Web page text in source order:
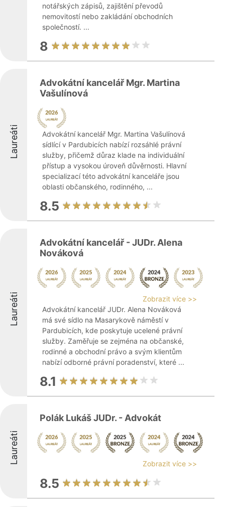
notářských zápisů, zajištění převodů
nemovitostí nebo zakládání obchodních
společností. ...
8
Laureáti
Advokátní kancelář Mgr. Martina
Vašulínová
Advokátní kancelář Mgr. Martina Vašulínová
sídlící v Pardubicích nabízí rozsáhlé právní
služby, přičemž důraz klade na individuální
přístup a vysokou úroveň důvěrnosti. Hlavní
specializací této advokátní kanceláře jsou
oblasti občanského, rodinného, ...
8.5
Laureáti
Advokátní kancelář - JUDr. Alena
Nováková
Zobrazit více >>
Advokátní kancelář JUDr. Alena Nováková
má své sídlo na Masarykově náměstí v
Pardubicích, kde poskytuje ucelené právní
služby. Zaměřuje se zejména na občanské,
rodinné a obchodní právo a svým klientům
nabízí odborné právní poradenství, které ...
8.1
Laureáti
Polák Lukáš JUDr. - Advokát
Zobrazit více >>
8.5